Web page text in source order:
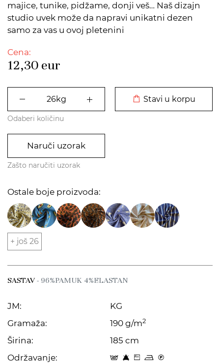
majice, tunike, pidžame, donji veš… Naš dizajn
studio uvek može da napravi unikatni dezen
samo za vas u ovoj pletenini
Cena:
12,30 eur
Stavi u korpu
Odaberi količinu
Naruči uzorak
Zašto naručiti uzorak
Ostale boje proizvoda:
+ još 26
SASTAV- 96%PAMUK 4%ELASTAN
JM:
KG
Gramaža:
190 g/m2
Širina:
185 cm
Održavanje:
t 8 Z p C